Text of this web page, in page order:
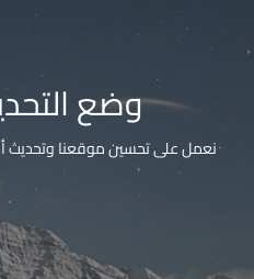
وضع
نعمل على تحسين موقعنا وتحديث